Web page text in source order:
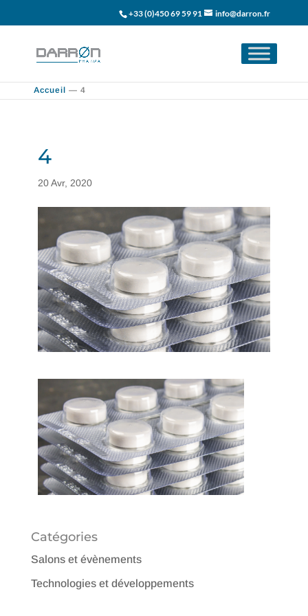
+33 (0)450 69 59 91 info@darron.fr
Accueil — 4
4
20 Avr, 2020
Catégories
Salons et évènements
Technologies et développements